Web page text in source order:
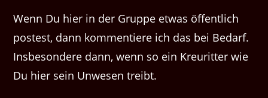
Wenn Du hier in der Gruppe etwas öffentlich
postest, dann kommentiere ich das bei Bedarf.
Insbesondere dann, wenn so ein Kreuritter wie
Du hier sein Unwesen treibt.